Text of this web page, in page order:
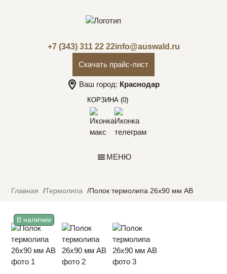
+7 (343) 311 22 22info@auswald.ru
Скачать прайс-лист
Ваш город: Краснодар
КОРЗИНА (0)
МЕНЮ
Главная Термолипа Полок термолипа 26х90 мм АВ
В наличии